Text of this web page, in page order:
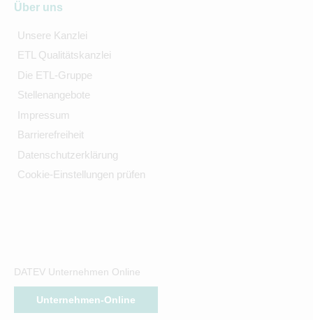
Über uns
Unsere Kanzlei
ETL Qualitätskanzlei
Die ETL-Gruppe
Stellenangebote
Impressum
Barrierefreiheit
Datenschutzerklärung
Cookie-Einstellungen prüfen
DATEV Unternehmen Online
Unternehmen-Online